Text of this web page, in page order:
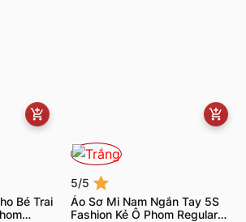
Bé Trai
5/5
Áo Sơ Mi Nam Ngắn Tay 5S
Fashion Kẻ Ô Phom Regular